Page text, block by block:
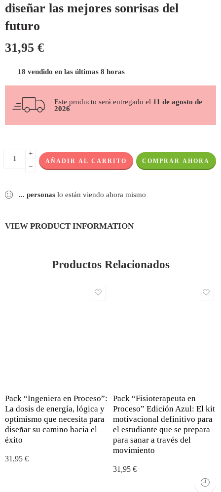
diseñar las mejores sonrisas del
futuro
31,95 €
18 vendido en las últimas 8 horas
Este producto será entregado el 11 de agosto de
2026
+
−
AÑADIR AL CARRITO COMPRAR AHORA
... personas lo están viendo ahora mismo
VIEW PRODUCT INFORMATION
Productos Relacionados
Pack “Ingeniera en Proceso”:
La dosis de energía, lógica y
optimismo que necesita para
diseñar su camino hacia el
éxito
31,95 €
Pack “Fisioterapeuta en
Proceso” Edición Azul: El kit
motivacional definitivo para
el estudiante que se prepara
para sanar a través del
movimiento
31,95 €